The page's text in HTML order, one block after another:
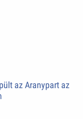
az Aranypart az